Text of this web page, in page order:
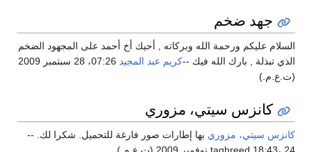
جهد ضخم
عليكم ورحمة الله وبركاته , أحيك أخ أحمد على المجهود الضخم
تبذلة , بارك الله فيك --كريم عبد المجيد
07:26، 28 سبتمبر 2009
كانزس سيتي، مزوري
سيتي، مزوريبها إطارات صور فارغة للتحميل. شكرا لك. --